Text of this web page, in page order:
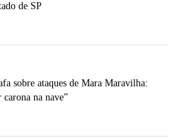
de SP
sobre ataques de Mara Maravilha:
carona na nave”